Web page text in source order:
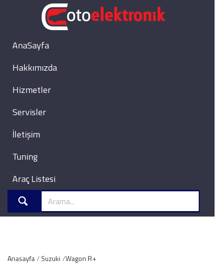
AnaSayfa
Hakkımızda
Hizmetler
Servisler
İletişim
Tuning
Araç Listesi
Anasayfa Suzuki Wagon R+